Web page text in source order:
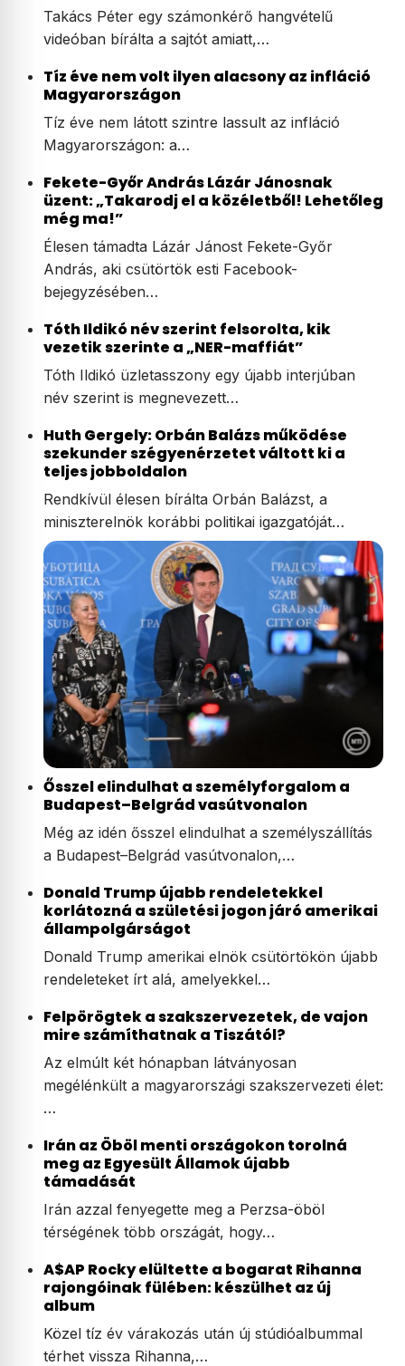
Takács Péter egy számonkérő hangvételű
videóban bírálta a sajtót amiatt,…
Tíz éve nem volt ilyen alacsony az infláció
Magyarországon
Tíz éve nem látott szintre lassult az infláció
Magyarországon: a…
Fekete-Győr András Lázár Jánosnak
üzent: „Takarodj el a közéletből! Lehetőleg
még ma!”
Élesen támadta Lázár Jánost Fekete-Győr
András, aki csütörtök esti Facebook-
bejegyzésében…
Tóth Ildikó név szerint felsorolta, kik
vezetik szerinte a „NER-maffiát”
Tóth Ildikó üzletasszony egy újabb interjúban
név szerint is megnevezett…
Huth Gergely: Orbán Balázs működése
szekunder szégyenérzetet váltott ki a
teljes jobboldalon
Rendkívül élesen bírálta Orbán Balázst, a
miniszterelnök korábbi politikai igazgatóját…
Ősszel elindulhat a személyforgalom a
Budapest–Belgrád vasútvonalon
Még az idén ősszel elindulhat a személyszállítás
a Budapest–Belgrád vasútvonalon,…
Donald Trump újabb rendeletekkel
korlátozná a születési jogon járó amerikai
állampolgárságot
Donald Trump amerikai elnök csütörtökön újabb
rendeleteket írt alá, amelyekkel…
Felpörögtek a szakszervezetek, de vajon
mire számíthatnak a Tiszától?
Az elmúlt két hónapban látványosan
megélénkült a magyarországi szakszervezeti élet:
…
Irán az Öböl menti országokon torolná
meg az Egyesült Államok újabb
támadását
Irán azzal fenyegette meg a Perzsa-öböl
térségének több országát, hogy…
A$AP Rocky elültette a bogarat Rihanna
rajongóinak fülében: készülhet az új
album
Közel tíz év várakozás után új stúdióalbummal
térhet vissza Rihanna,…